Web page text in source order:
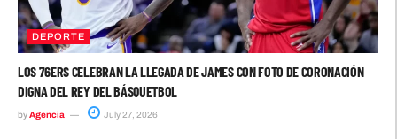
DEPORTE
LOS 76ERS CELEBRAN LA LLEGADA DE JAMES CON FOTO DE CORONACIÓN
DIGNA DEL REY DEL BÁSQUETBOL
byAgencia July 27, 2026